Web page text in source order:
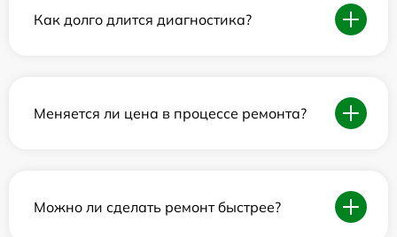
Как долго длится диагностика?
Меняется ли цена в процессе ремонта?
Можно ли сделать ремонт быстрее?